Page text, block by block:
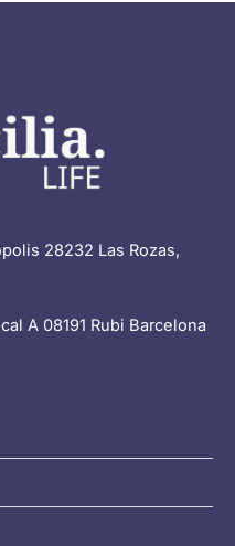
28232 Las Rozas,
A 08191 Rubi Barcelona